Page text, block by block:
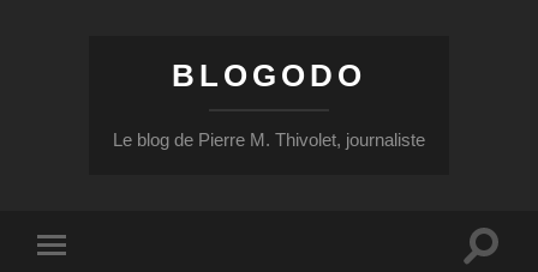
BLOGODO
Le blog de Pierre M. Thivolet, journaliste
Toggle